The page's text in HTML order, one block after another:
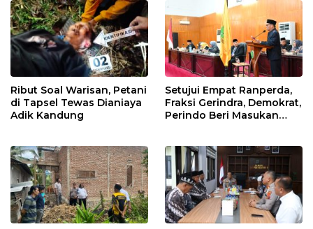
Ribut Soal Warisan, Petani
di Tapsel Tewas Dianiaya
Adik Kandung
Setujui Empat Ranperda,
Fraksi Gerindra, Demokrat,
Perindo Beri Masukan